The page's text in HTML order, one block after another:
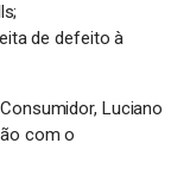
de defeito à
Luciano
com o